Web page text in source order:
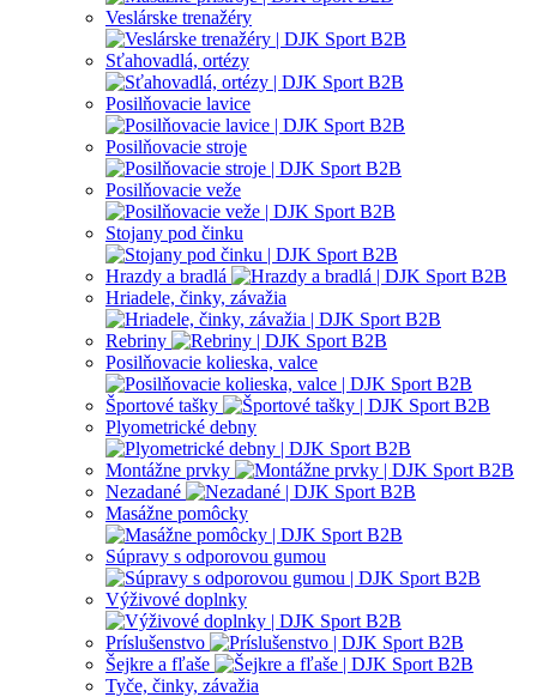
Veslárske trenažéry
Sťahovadlá, ortézy
Posilňovacie lavice
Posilňovacie stroje
Posilňovacie veže
Stojany pod činku
Hrazdy a bradlá
Hriadele, činky, závažia
Rebriny
Posilňovacie kolieska, valce
Športové tašky
Plyometrické debny
Montážne prvky
Nezadané
Masážne pomôcky
Súpravy s odporovou gumou
Výživové doplnky
Príslušenstvo
Šejkre a fľaše
Tyče, činky, závažia